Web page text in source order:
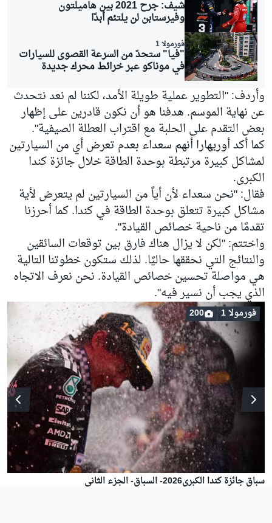
شيف: جرح 2021 بين هاميلتون
وفيرستابن لن يلتئم أبدًا
فورمولا 1
"فيا" ستحدّ من السرعة القصوى للسيارات
في موناكو عبر خرائط محرك جديدة
وأردف: "التطوير عملية طويلة الأمد، لكننا لم نعد نتحدث
عن نهاية الموسم. هدفنا هو أن نكون قادرين على إظهار
بعض التقدم على الحلبة مع اقتراب العطلة الصيفية".
كما أكد أوريهارا أنهم سعداء بعدم تعرض أي من السيارتين
لمشاكل كبيرة مرتبطة بوحدة الطاقة خلال جائزة كندا
الكبرى.
فقال: "نحن سعداء لأن أياً من السيارتين لم يتعرض لأية
مشاكل كبيرة تتعلق بوحدة الطاقة في كندا. كما أحرزنا
تقدمًا من ناحية خصائص القيادة".
واختتم: "لكن لا يزال هناك فارق بين توقعات السائقين
والنتائج التي نحققها حاليًا. لذلك ستكون خطوتنا التالية
هي مواصلة تحسين خصائص القيادة. نحن نعرف الاتجاه
الذي يجب أن نسير فيه".
سباق جائزة كندا الكبرى2026- السباق- الجزء الثاني
فورمولا 1 200